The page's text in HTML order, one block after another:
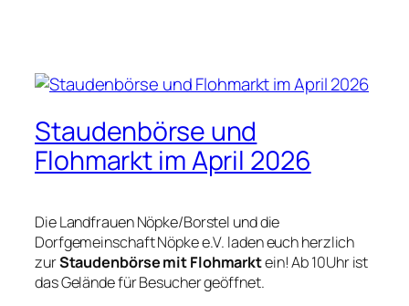
Staudenbörse und
Flohmarkt im April 2026
Die Landfrauen Nöpke/Borstel und die
Dorfgemeinschaft Nöpke e.V. laden euch herzlich
zurStaudenbörse mit Flohmarktein! Ab 10Uhr ist
das Gelände für Besucher geöffnet.